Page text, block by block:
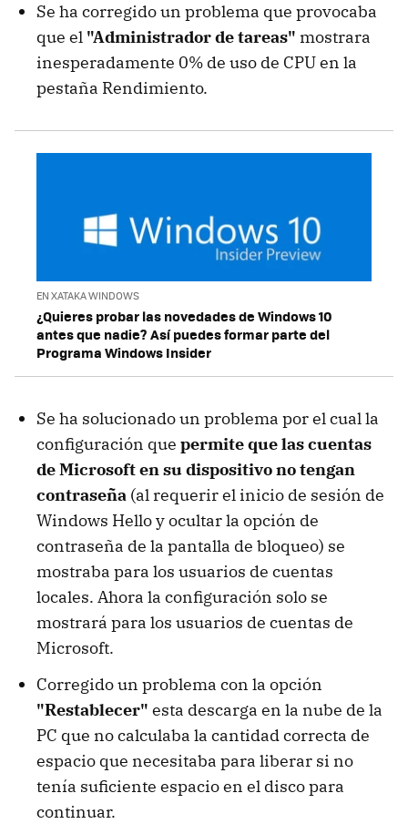
Se ha corregido un problema que provocaba
que el "Administrador de tareas" mostrara
inesperadamente 0% de uso de CPU en la
pestaña Rendimiento.
EN XATAKA WINDOWS
¿Quieres probar las novedades de Windows 10
antes que nadie? Así puedes formar parte del
Programa Windows Insider
Se ha solucionado un problema por el cual la
configuración que permite que las cuentas
de Microsoft en su dispositivo no tengan
contraseña (al requerir el inicio de sesión de
Windows Hello y ocultar la opción de
contraseña de la pantalla de bloqueo) se
mostraba para los usuarios de cuentas
locales. Ahora la configuración solo se
mostrará para los usuarios de cuentas de
Microsoft.
Corregido un problema con la opción
"Restablecer" esta descarga en la nube de la
PC que no calculaba la cantidad correcta de
espacio que necesitaba para liberar si no
tenía suficiente espacio en el disco para
continuar.